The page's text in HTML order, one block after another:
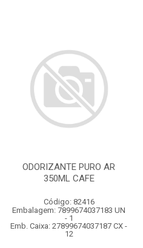
ODORIZANTE PURO AR
350ML CAFE
Código: 82416
Embalagem: 7899674037183 UN
- 1
Emb. Caixa: 27899674037187 CX -
12